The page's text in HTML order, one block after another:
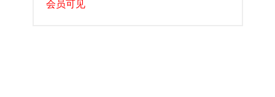
会员可见